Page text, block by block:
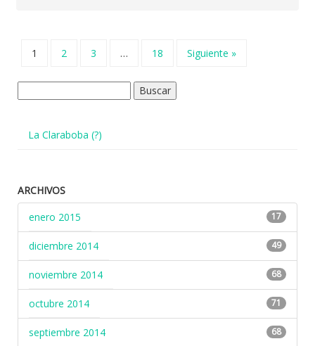
1 2 3 … 18 Siguiente »
La Claraboba (?)
ARCHIVOS
enero 2015
17
diciembre 2014 49
noviembre 2014 68
octubre 2014 71
septiembre 2014 68